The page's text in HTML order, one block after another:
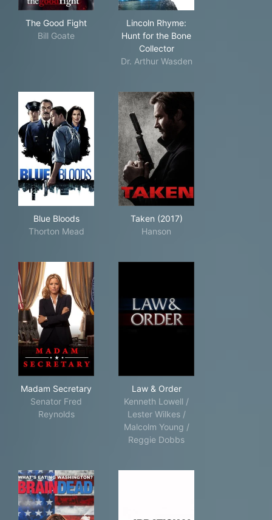
The Good Fight
Bill Goate
Lincoln Rhyme:
Hunt for the Bone
Collector
Dr. Arthur Wasden
Blue Bloods
Thorton Mead
Taken (2017)
Hanson
Madam Secretary
Senator Fred
Reynolds
Law & Order
Kenneth Lowell /
Lester Wilkes /
Malcolm Young /
Reggie Dobbs